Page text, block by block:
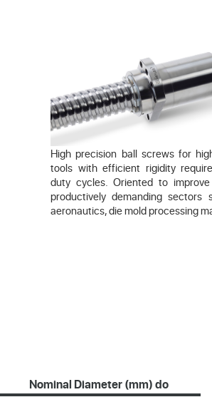
High precision ball screws for
tools with efficient rigidity
duty cycles. Oriented to
productively demanding sectors
aeronautics, die mold processing
Nominal Diameter (mm) do